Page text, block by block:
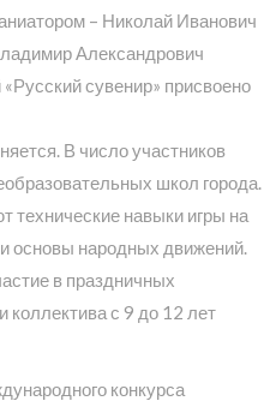
– Николай Иванович
Александрович
сувенир» присвоено
В число участников
школ города.
технические навыки игры на
основы народных движений.
в праздничных
коллектива с 9 до 12 лет
конкурса